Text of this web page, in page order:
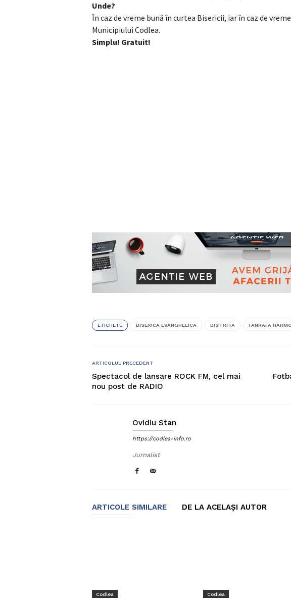
Unde?
În caz de vreme bună în curtea Bisericii, iar în caz de
Municipiului Codlea.
Simplu! Gratuit!
ETICHETE BISERICA EVANGHELICA BISTRITA FANRAFA
ARTICOLUL PRECEDENT
Spectacol de lansare ROCK FM, cel mai
nou post de RADIO
Ovidiu Stan
https://codlea-info.ro
Jurnalist
ARTICOLE SIMILARE DE LA ACELAȘI AUTOR
Codlea Codlea